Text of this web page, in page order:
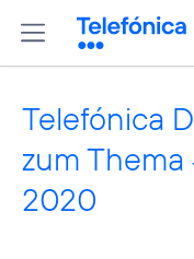
Telefónica
zum
2020